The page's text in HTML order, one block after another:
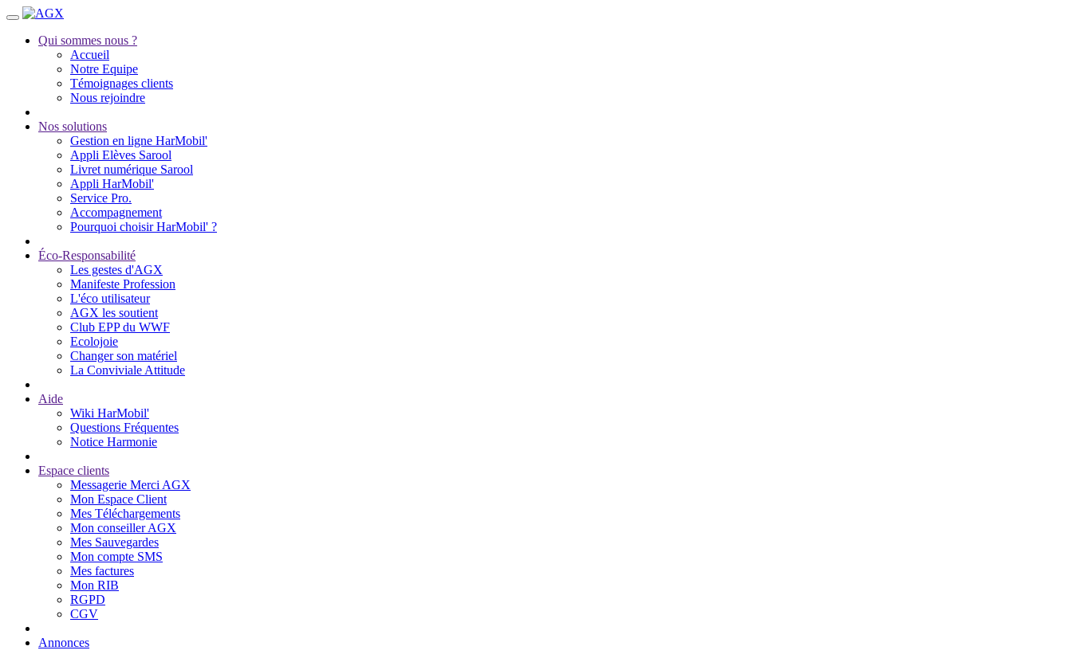
Qui sommes nous ?
Accueil
Notre Equipe
Témoignages clients
Nous rejoindre
Nos solutions
Gestion en ligne HarMobil'
Appli Elèves Sarool
Livret numérique Sarool
Appli HarMobil'
Service Pro.
Accompagnement
Pourquoi choisir HarMobil' ?
Éco-Responsabilité
Les gestes d'AGX
Manifeste Profession
L'éco utilisateur
AGX les soutient
Club EPP du WWF
Ecolojoie
Changer son matériel
La Conviviale Attitude
Aide
Wiki HarMobil'
Questions Fréquentes
Notice Harmonie
Espace clients
Messagerie Merci AGX
Mon Espace Client
Mes Téléchargements
Mon conseiller AGX
Mes Sauvegardes
Mon compte SMS
Mes factures
Mon RIB
RGPD
CGV
Annonces